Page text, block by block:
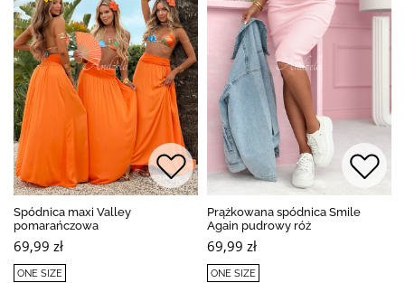
Spódnica maxi Valley
pomarańczowa
69,99 zł
ONE SIZE
Prążkowana spódnica Smile
Again pudrowy róż
69,99 zł
ONE SIZE